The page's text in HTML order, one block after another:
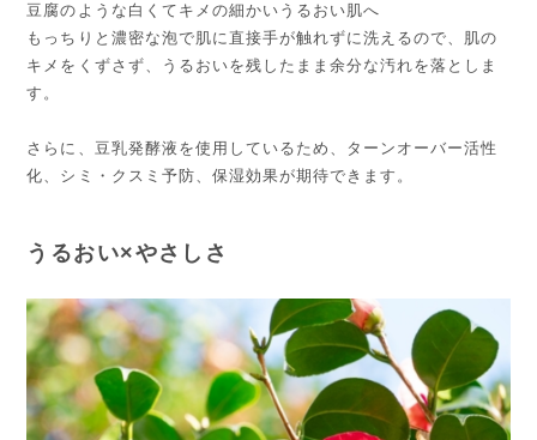
豆腐のような白くてキメの細かいうるおい肌へ
もっちりと濃密な泡で肌に直接手が触れずに洗えるので、肌の
キメをくずさず、うるおいを残したまま余分な汚れを落としま
す。
さらに、豆乳発酵液を使用しているため、ターンオーバー活性
化、シミ・クスミ予防、保湿効果が期待できます。
うるおい×やさしさ